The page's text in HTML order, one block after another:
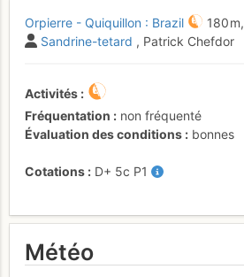
Orpierre - Quiquillon : Brazil 180 m,
Sandrine-tetard , Patrick Chefdor
Activités
Fréquentation
non fréquenté
Évaluation des conditions
bonnes
Cotations D+ 5c P1
Météo